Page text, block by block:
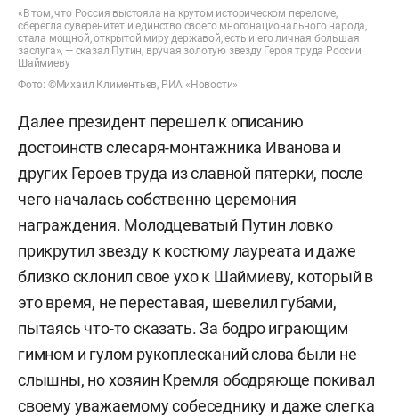
«В том, что Россия выстояла на крутом историческом переломе,
сберегла суверенитет и единство своего многонационального народа,
стала мощной, открытой миру державой, есть и его личная большая
заслуга», — сказал Путин, вручая золотую звезду Героя труда России
Шаймиеву
Фото: ©Михаил Климентьев, РИА «Новости»
Далее президент перешел к описанию
достоинств слесаря-монтажника Иванова и
других Героев труда из славной пятерки, после
чего началась собственно церемония
награждения. Молодцеватый Путин ловко
прикрутил звезду к костюму лауреата и даже
близко склонил свое ухо к Шаймиеву, который в
это время, не переставая, шевелил губами,
пытаясь что-то сказать. За бодро играющим
гимном и гулом рукоплесканий слова были не
слышны, но хозяин Кремля ободряюще покивал
своему уважаемому собеседнику и даже слегка